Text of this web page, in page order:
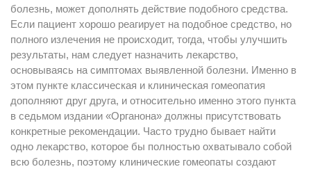
болезнь, может дополнять действие подобного средства.
Если пациент хорошо реагирует на подобное средство, но
полного излечения не происходит, тогда, чтобы улучшить
результаты, нам следует назначить лекарство,
основываясь на симптомах выявленной болезни. Именно в
этом пункте классическая и клиническая гомеопатия
дополняют друг друга, и относительно именно этого пункта
в седьмом издании «Органона» должны присутствовать
конкретные рекомендации. Часто трудно бывает найти
одно лекарство, которое бы полностью охватывало собой
всю болезнь, поэтому клинические гомеопаты создают